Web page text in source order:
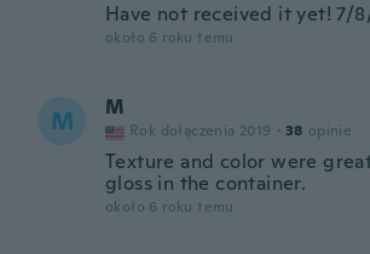
Have not received it yet! 7/
około 6 roku temu
M M
Rok dołączenia 2019 · 38 opinie
Texture and color were
gloss in the container.
około 6 roku temu